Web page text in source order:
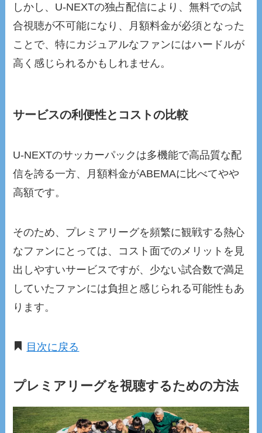
しかし、U-NEXTの独占配信により、無料での試
合視聴が不可能になり、月額料金が必須となった
ことで、特にカジュアルなファンにはハードルが
高く感じられるかもしれません。
サービスの利便性とコストの比較
U-NEXTのサッカーパックは多機能で高品質な配
信を誇る一方、月額料金がABEMAに比べてやや
高額です。
そのため、プレミアリーグを頻繁に観戦する熱心
なファンにとっては、コスト面でのメリットを見
出しやすいサービスですが、少ない試合数で満足
していたファンには負担と感じられる可能性もあ
ります。
目次に戻る
プレミアリーグを視聴するための方法